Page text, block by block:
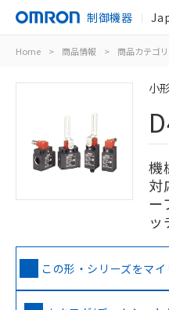
制御機器
Home > 商品情報 > 商品カテゴリ
小
機
対
ー
ッ
この形・シリーズをマ